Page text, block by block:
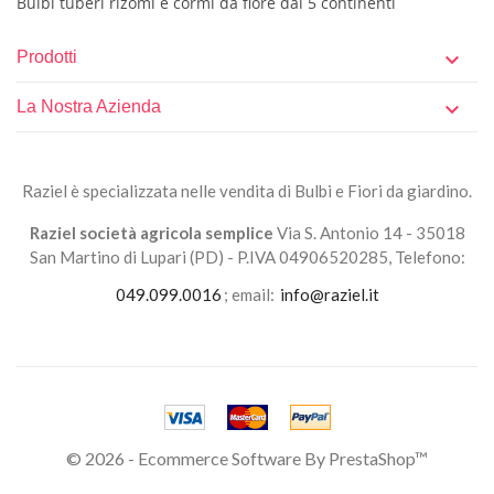
Prodotti 
La Nostra Azienda 
Raziel è specializzata nelle vendita di Bulbi e Fiori da giardino.
Raziel società agricola semplice Via S. Antonio 14 - 35018
San Martino di Lupari (PD) - P.IVA 04906520285, Telefono:
049.099.0016 ; email: info@raziel.it
© 2026 - Ecommerce Software By PrestaShop™